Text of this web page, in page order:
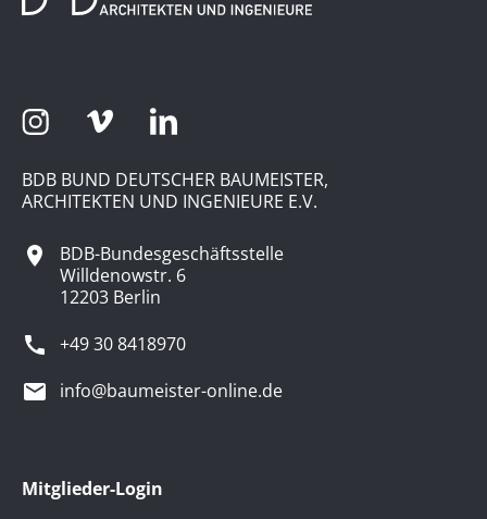
BDB BUND DEUTSCHER BAUMEISTER,
ARCHITEKTEN UND INGENIEURE E.V.
BDB-Bundesgeschäftsstelle
Willdenowstr. 6
12203 Berlin
+49 30 8418970
info@baumeister-online.de
Mitglieder-Login